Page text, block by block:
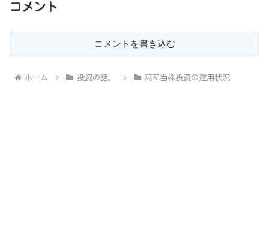
コメント
コメントを書き込む
ホーム 投資の話。 高配当株投資の運用状況